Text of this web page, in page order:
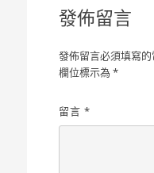
發佈留言
發佈留言必須填寫
欄位標示為*
留言*